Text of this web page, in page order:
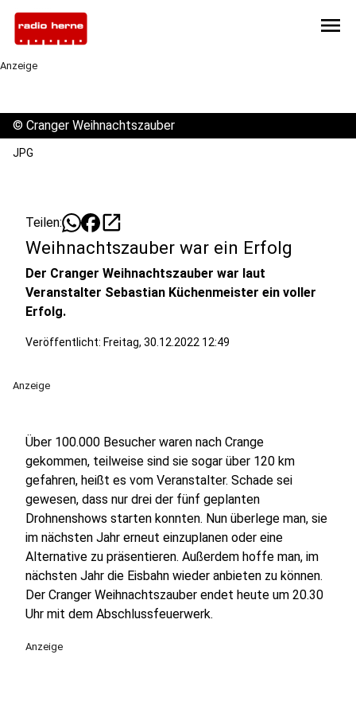
menu
Anzeige
© Cranger Weihnachtszauber
JPG
Teilen: open_in_new
Weihnachtszauber war ein Erfolg
Der Cranger Weihnachtszauber war laut
Veranstalter Sebastian Küchenmeister ein voller
Erfolg.
Veröffentlicht: Freitag, 30.12.2022 12:49
Anzeige
Über 100.000 Besucher waren nach Crange
gekommen, teilweise sind sie sogar über 120 km
gefahren, heißt es vom Veranstalter. Schade sei
gewesen, dass nur drei der fünf geplanten
Drohnenshows starten konnten. Nun überlege man, sie
im nächsten Jahr erneut einzuplanen oder eine
Alternative zu präsentieren. Außerdem hoffe man, im
nächsten Jahr die Eisbahn wieder anbieten zu können.
Der Cranger Weihnachtszauber endet heute um 20.30
Uhr mit dem Abschlussfeuerwerk.
Anzeige